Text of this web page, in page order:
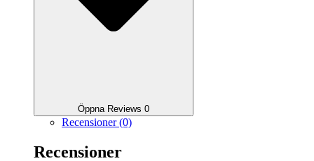
Öppna Reviews 0
Recensioner (0)
Recensioner